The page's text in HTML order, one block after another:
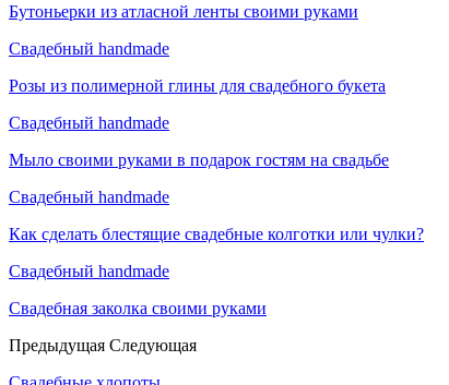
Бутоньерки из атласной ленты своими руками
Свадебный handmade
Розы из полимерной глины для свадебного букета
Свадебный handmade
Мыло своими руками в подарок гостям на свадьбе
Свадебный handmade
Как сделать блестящие свадебные колготки или чулки?
Свадебный handmade
Свадебная заколка своими руками
Предыдущая Следующая